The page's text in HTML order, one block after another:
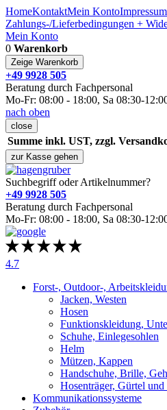
HomeKontaktMein KontoImpressum
Zahlungs-/Lieferbedingungen +
Mein Konto
0 Warenkorb
Zeige Warenkorb
+49 9928 505
Beratung durch Fachpersonal
Mo-Fr: 08:00 - 18:00, Sa 08:30-
nach oben
close
Summe inkl. UST, zzgl.
zur Kasse gehen
Suchbegriff oder Artikelnummer?
+49 9928 505
Beratung durch Fachpersonal
Mo-Fr: 08:00 - 18:00, Sa 08:30-
4.7
Forst-, Outdoor-,
Jacken, Westen
Hosen
Funktionskleidung,
Schuhe, Einlegesohlen
Helm
Mützen, Kappen
Handschuhe, Brille,
Hosenträger, Gürtel
Kommunikationssysteme